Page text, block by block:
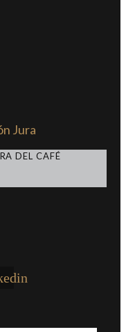
Jura
DEL CAFÉ